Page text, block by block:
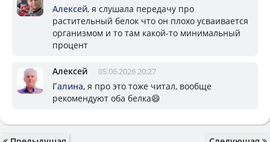
Алексей, я слушала передачу про
растительный белок что он плохо усваивается
организмом и то там какой-то минимальный
процент
Алексей 05.06.2026 20:27
Галина, я про это тоже читал, вообще
рекомендуют оба белка😄